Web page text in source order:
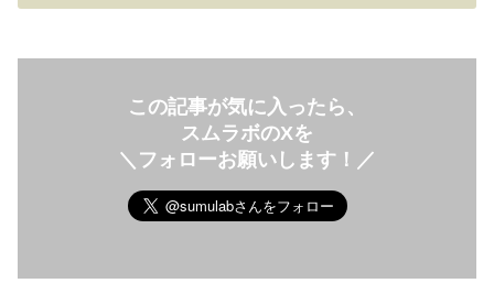
この記事が気に入ったら、
スムラボのXを
＼フォローお願いします！／